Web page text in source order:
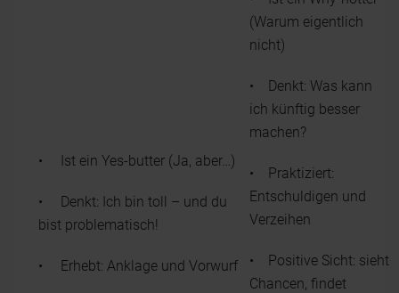
• Ist ein Yes-butter (Ja, aber…)
• Denkt: Ich bin toll – und du
bist problematisch!
• Erhebt: Anklage und Vorwurf
(Warum eigentlich
nicht)
• Denkt: Was kann
ich künftig besser
machen?
• Praktiziert:
Entschuldigen und
Verzeihen
• Positive Sicht: sieht
Chancen, findet